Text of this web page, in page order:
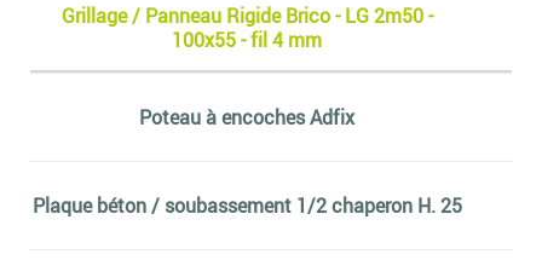
Grillage / Panneau Rigide Brico - LG 2m50 -
100x55 - fil 4 mm
Poteau à encoches Adfix
Plaque béton / soubassement 1/2 chaperon H. 25